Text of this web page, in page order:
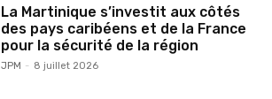
La Martinique s’investit aux côtés
des pays caribéens et de la France
pour la sécurité de la région
JPM - 8 juillet 2026